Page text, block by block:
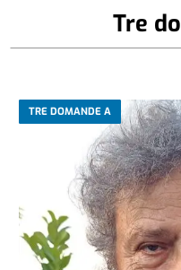
Tre
TRE DOMANDE A